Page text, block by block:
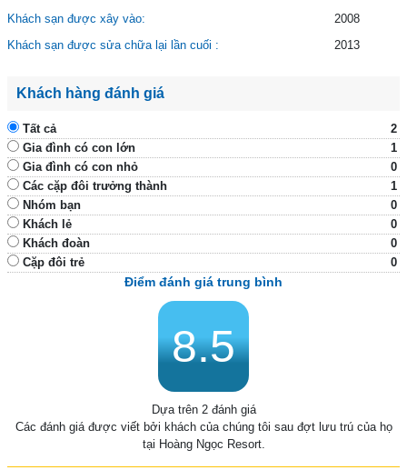
Khách sạn được xây vào:
2008
Khách sạn được sửa chữa lại lần cuối :
2013
Khách hàng đánh giá
Tất cả
2
Gia đình có con lớn
1
Gia đình có con nhỏ
0
Các cặp đôi trưởng thành
1
Nhóm bạn
0
Khách lẻ
0
Khách đoàn
0
Cặp đôi trẻ
0
Điểm đánh giá trung bình
8.5
Dựa trên 2 đánh giá
Các đánh giá được viết bởi khách của chúng tôi sau đợt lưu trú của họ
tại Hoàng Ngọc Resort.